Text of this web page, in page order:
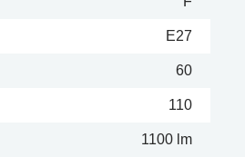
E27
60
110
1100 lm